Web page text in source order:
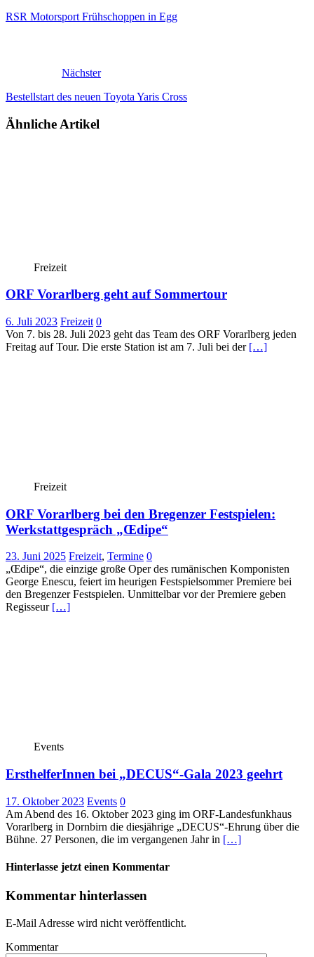
RSR Motorsport Frühschoppen in Egg
Nächster
Bestellstart des neuen Toyota Yaris Cross
Ähnliche Artikel
Freizeit
ORF Vorarlberg geht auf Sommertour
6. Juli 2023 Freizeit 0
Von 7. bis 28. Juli 2023 geht das Team des ORF Vorarlberg jeden
Freitag auf Tour. Die erste Station ist am 7. Juli bei der […]
Freizeit
ORF Vorarlberg bei den Bregenzer Festspielen:
Werkstattgespräch „Œdipe“
23. Juni 2025 Freizeit, Termine 0
„Œdipe“, die einzige große Oper des rumänischen Komponisten
George Enescu, feiert im heurigen Festspielsommer Premiere bei
den Bregenzer Festspielen. Unmittelbar vor der Premiere geben
Regisseur […]
Events
ErsthelferInnen bei „DECUS“-Gala 2023 geehrt
17. Oktober 2023 Events 0
Am Abend des 16. Oktober 2023 ging im ORF-Landesfunkhaus
Vorarlberg in Dornbirn die diesjährige „DECUS“-Ehrung über die
Bühne. 27 Personen, die im vergangenen Jahr in […]
Hinterlasse jetzt einen Kommentar
Kommentar hinterlassen
E-Mail Adresse wird nicht veröffentlicht.
Kommentar